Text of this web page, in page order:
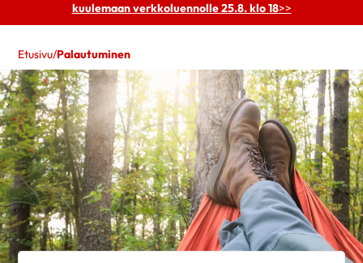
kuulemaanverkkoluennolle 25.8. klo 18>>
Etusivu/Palautuminen